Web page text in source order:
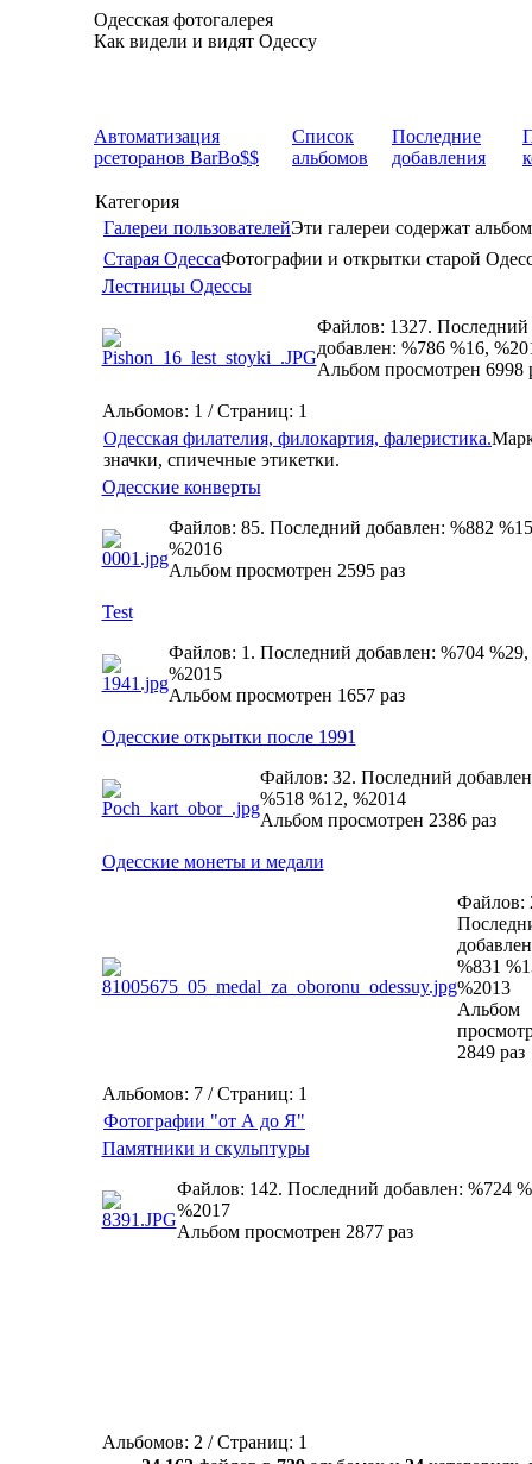
Одесская фотогалерея
Как видели и видят Одессу
Автоматизация
рсеторанов BarBo$$
Список
альбомов
Последние
добавления
Категория
Галереи пользователейЭти галереи содержат
Старая ОдессаФотографии и открытки старой
Лестницы Одессы
Файлов: 1327. Последний
добавлен: %786 %16,
Альбом просмотрен 6998
Альбомов: 1 / Страниц: 1
Одесская филателия, филокартия, фалеристика.
значки, спичечные этикетки.
Одесские конверты
Файлов: 85. Последний добавлен: %882
%2016
Альбом просмотрен 2595 раз
Test
Файлов: 1. Последний добавлен: %704 %29,
%2015
Альбом просмотрен 1657 раз
Одесские открытки после 1991
Файлов: 32. Последний
%518 %12, %2014
Альбом просмотрен 2386 раз
Одесские монеты и медали
Файлов:
%831
%2013
Альбом
2849 раз
Альбомов: 7 / Страниц: 1
Фотографии "от А до Я"
Памятники и скульптуры
Файлов: 142. Последний добавлен: %724
%2017
Альбом просмотрен 2877 раз
Альбомов: 2 / Страниц: 1